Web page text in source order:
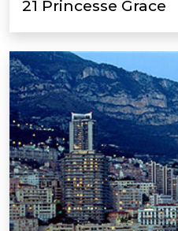
21 Princesse Grace